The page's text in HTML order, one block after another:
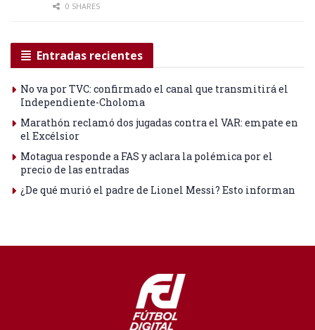
0 SHARES
Entradas recientes
No va por TVC: confirmado el canal que transmitirá el
Independiente-Choloma
Marathón reclamó dos jugadas contra el VAR: empate en
el Excélsior
Motagua responde a FAS y aclara la polémica por el
precio de las entradas
¿De qué murió el padre de Lionel Messi? Esto informan